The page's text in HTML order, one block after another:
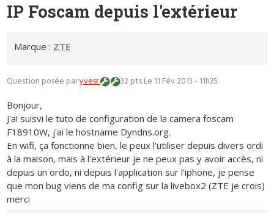
IP Foscam depuis l'extérieur
Marque : ZTE
Question posée paryvesr 32 ptsLe 11 Fév 2013 - 11h35
Bonjour,
J'ai suisvi le tuto de configuration de la camera foscam
F18910W, j'ai le hostname Dyndns.org.
En wifi, ça fonctionne bien, le peux l'utiliser depuis divers ordi
à la maison, mais à l'extérieur je ne peux pas y avoir accès, ni
depuis un ordo, ni depuis l'application sur l'iphone, je pense
que mon bug viens de ma config sur la livebox2 (ZTE je crois)
merci